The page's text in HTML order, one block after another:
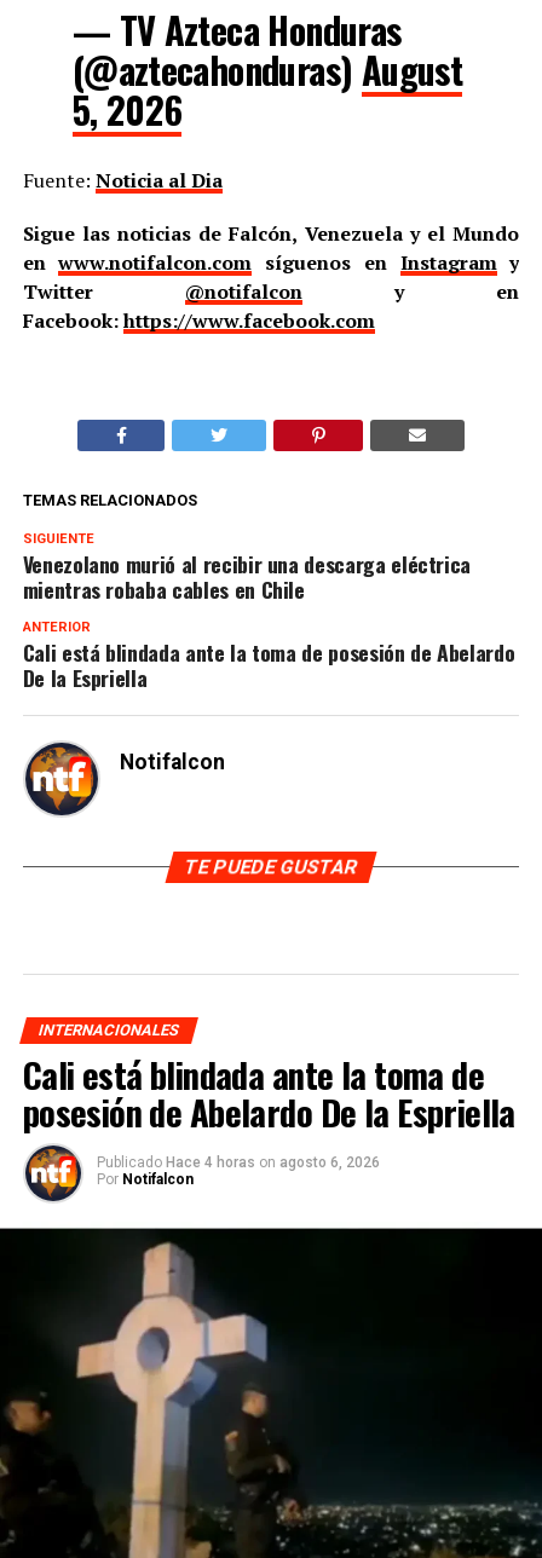
— TV Azteca Honduras
(@aztecahonduras) August
5, 2026
Fuente: Noticia al Dia
Sigue las noticias de Falcón, Venezuela y el Mundo
enwww.notifalcon.com síguenos en Instagramy
Twitter @notifalcony en
Facebook:https://www.facebook.com
TEMAS RELACIONADOS
SIGUIENTE
Venezolano murió al recibir una descarga eléctrica
mientras robaba cables en Chile
ANTERIOR
Cali está blindada ante la toma de posesión de Abelardo
De la Espriella
Notifalcon
TE PUEDE GUSTAR
INTERNACIONALES
Cali está blindada ante la toma de
posesión de Abelardo De la Espriella
Publicado Hace 4 horas on agosto 6, 2026
Por Notifalcon